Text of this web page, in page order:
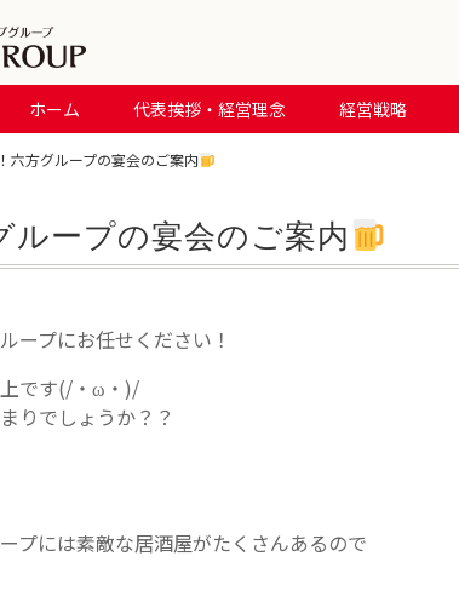
ホーム 代表挨拶・経営理念 経営戦略
六方グループの宴会のご案内
ループの宴会のご案内
ープにお任せください！
です(/・ω・)/
りでしょうか？？
プには素敵な居酒屋がたくさんあるので